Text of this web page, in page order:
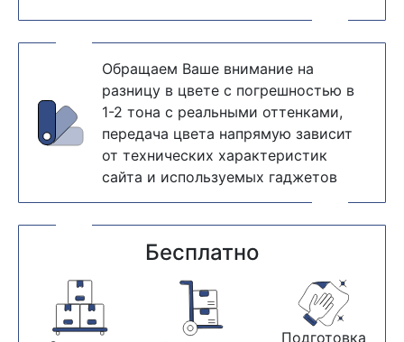
Обращаем Ваше внимание на
разницу в цвете с погрешностью в
1-2 тона с реальными оттенками,
передача цвета напрямую зависит
от технических характеристик
сайта и используемых гаджетов
Бесплатно
Подготовка